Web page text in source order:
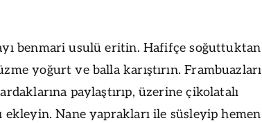
benmari usulü eritin. Hafifçe soğuttuktan
yoğurt ve balla karıştırın. Frambuazları
paylaştırıp, üzerine çikolatalı
ekleyin. Nane yaprakları ile süsleyip hemen